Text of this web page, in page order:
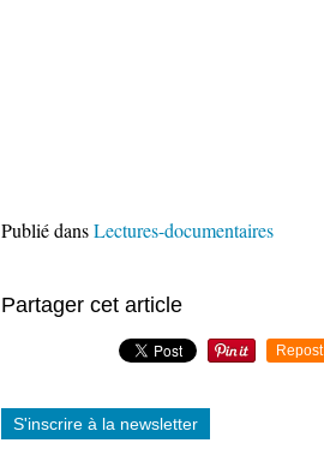
Publié dansLectures-documentaires
Partager cet article
Repost
S'inscrire à la newsletter